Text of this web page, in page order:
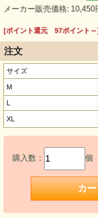
メーカー販売価格: 10,450
[ポイント還元 97ポイント
注文
サイズ
M
L
XL
購入数： 個